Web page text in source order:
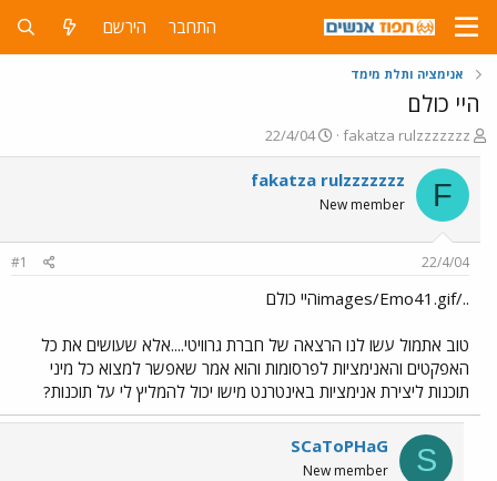
התחבר הירשם
אנימציה ותלת מימד
היי כולם
פ
ו
ת
ח
ה
ש
fakatza rulzzzzzzz
פ
ו
ר
ר
22/4/04
F
fakatza rulzzzzzzz
New member
22/4/04
#1
../images/Emo41.gifהיי כולם
טוב אתמול עשו לנו הרצאה של חברת גרוויטי....אלא שעושים את כל
האפקטים והאנימציות לפרסומות והוא אמר שאפשר למצוא כל מיני
תוכנות ליצירת אנימציות באינטרנט מישו יכול להמליץ לי על תוכנות?
S
SCaToPHaG
New member